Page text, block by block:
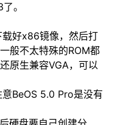
。
载好x86镜像，然后打
般不太特殊的ROM都
原生兼容VGA，可以
BeOS 5.0 Pro是没有